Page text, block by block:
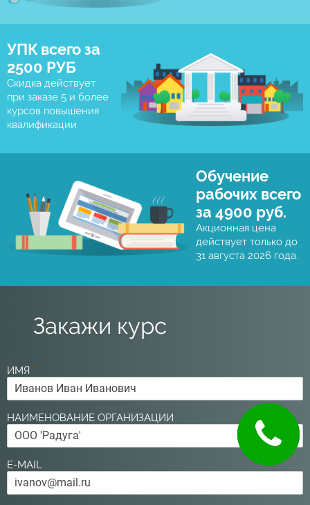
УПК всего за
2500 РУБ
Скидка действует
при заказе 5 и более
курсов повышения
квалификации
Обучение
рабочих всего
за 4900 руб.
Акционная цена
действует только до
31 августа 2026 года.
Закажи курс
ИМЯ *
НАИМЕНОВАНИЕ ОРГАНИЗАЦИИ
E-MAIL